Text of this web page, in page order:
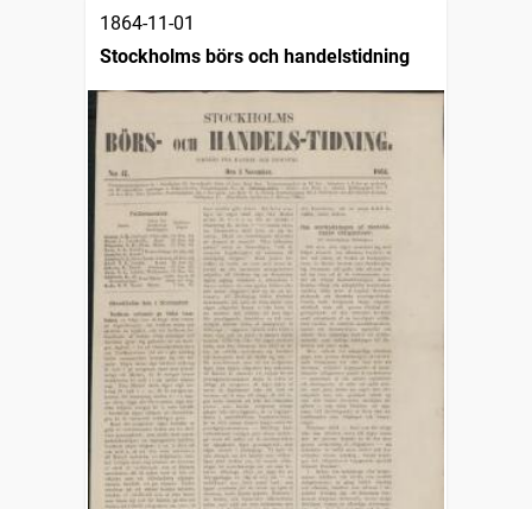
1864-11-01
Stockholms börs och handelstidning